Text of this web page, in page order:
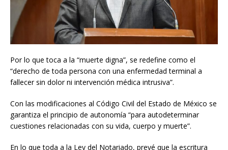
Por lo que toca a la “muerte digna”, se redefine como el
“derecho de toda persona con una enfermedad terminal a
fallecer sin dolor ni intervención médica intrusiva”.
Con las modificaciones al Código Civil del Estado de México se
garantiza el principio de autonomía “para autodeterminar
cuestiones relacionadas con su vida, cuerpo y muerte”.
En lo que toda a la Ley del Notariado, prevé que la escritura